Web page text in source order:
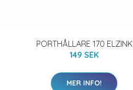
PORTHÅLLARE 170 ELZINK
149 SEK
MER INFO!